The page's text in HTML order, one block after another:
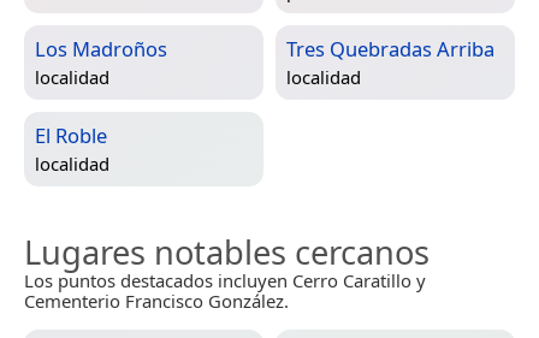
Los Madroños
localidad
Tres Quebradas Arriba
localidad
El Roble
localidad
Lugares notables cercanos
Los puntos destacados incluyen Cerro Caratillo y
Cementerio Francisco González.